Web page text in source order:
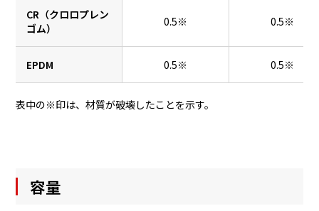
CR（クロロプレン
ゴム）
0.5※ 0.5※
EPDM 0.5※ 0.5※
表中の※印は、材質が破壊したことを示す。
容量